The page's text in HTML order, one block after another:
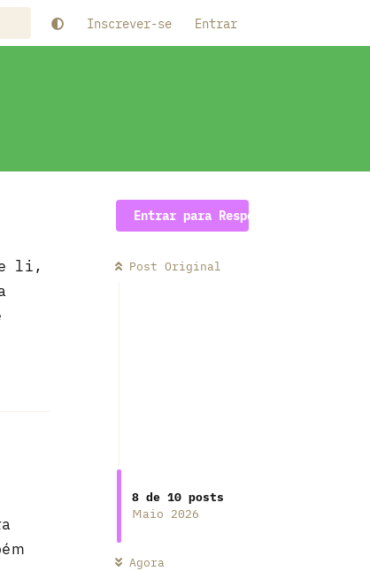
Inscrever-se Entrar
Entrar para Responder
Post Original
8 de 10 posts
Maio 2026
Agora
li,